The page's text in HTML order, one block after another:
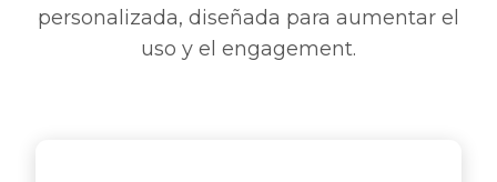
personalizada, diseñada para aumentar el
uso y el engagement.